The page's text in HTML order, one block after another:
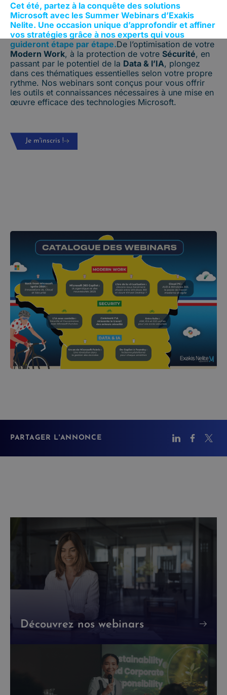
Cet été, partez à la conquête des solutions
Microsoft avec les Summer Webinars d’Exakis
Nelite. Une occasion unique d’approfondir et affiner
vos stratégies grâce à nos experts qui vous
guideront étape par étape.De l’optimisation de votre
Modern Work, à la protection de votre Sécurité, en
passant par le potentiel de la Data & l’IA, plongez
dans ces thématiques essentielles selon votre propre
rythme. Nos webinars sont conçus pour vous offrir
les outils et connaissances nécessaires à une mise en
œuvre efficace des technologies Microsoft.
Je m'inscris !
PARTAGER L'ANNONCE
Découvrez nos webinars